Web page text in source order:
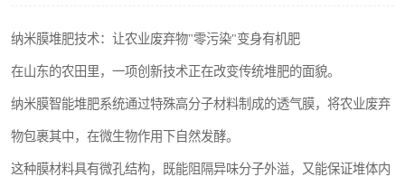
纳米膜堆肥技术：让农业废弃物"零污染"变身有机肥
在山东的农田里，一项创新技术正在改变传统堆肥的面貌。
纳米膜智能堆肥系统通过特殊高分子材料制成的透气膜，将农业废弃
物包裹其中，在微生物作用下自然发酵。
这种膜材料具有微孔结构，既能阻隔异味分子外溢，又能保证堆体内
膜式堆肥机 纳米膜发酵
膜式发酵仓 分子膜堆肥仓